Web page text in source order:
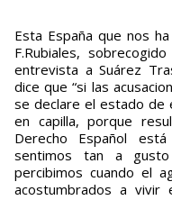
Esta España que nos ha traído el siglo XXI es una miseria.
F.Rubiales,
entrevista a Suárez
dice que “si las
se declare el estado de
en capilla, porque
Derecho Español
sentimos tan a
percibimos cuando el
acostumbrados a vivir